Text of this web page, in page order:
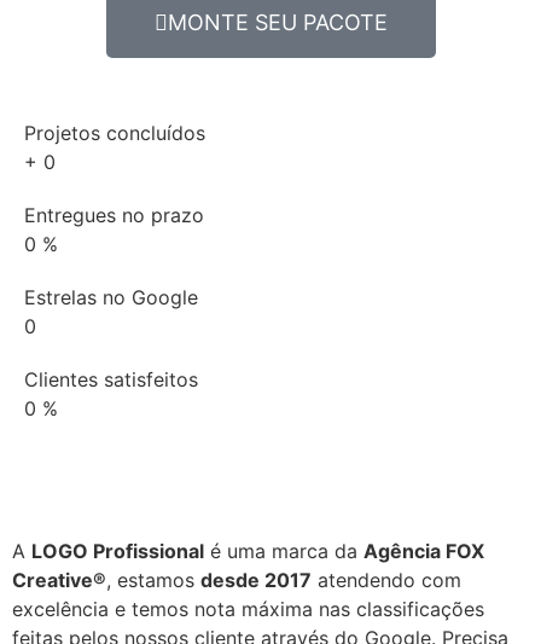
MONTE SEU PACOTE
Projetos concluídos
+ 0
Entregues no prazo
0 %
Estrelas no Google
0
Clientes satisfeitos
0 %
A LOGO Profissional é uma marca da Agência FOX
Creative®, estamos desde 2017 atendendo com
excelência e temos nota máxima nas classificações
feitas pelos nossos cliente através do Google. Precisa